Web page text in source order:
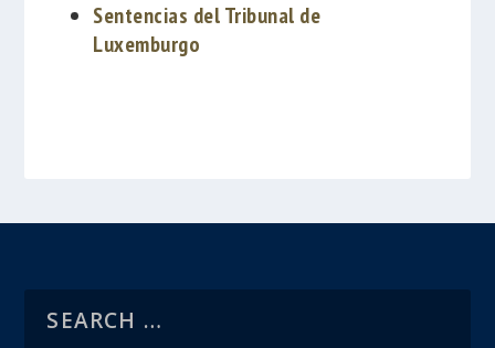
Sentencias del Tribunal de
Luxemburgo